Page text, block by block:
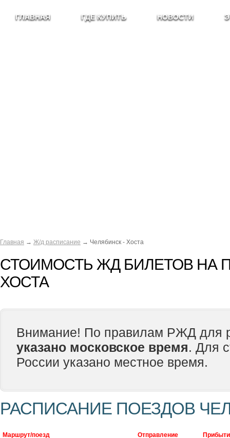
ГЛАВНАЯ ГДЕ КУПИТЬ НОВОСТИ
Главная → Ж/д расписание → Челябинск - Хоста
СТОИМОСТЬ ЖД БИЛЕТОВ НА
ХОСТА
Внимание! По правилам РЖД для
указано московское время. Для
России указано местное время.
РАСПИСАНИЕ ПОЕЗДОВ
Маршрут/поезд Отправление